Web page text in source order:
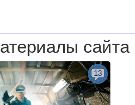
сайта
13